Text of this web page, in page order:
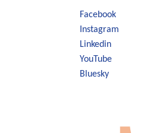
Facebook
Instagram
Linkedin
YouTube
Bluesky